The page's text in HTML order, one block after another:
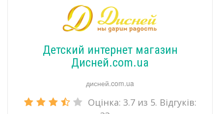
Детский интернет магазин
Дисней.com.ua
дисней.com.ua
Оцінка: 3.7из 5. Відгуків: